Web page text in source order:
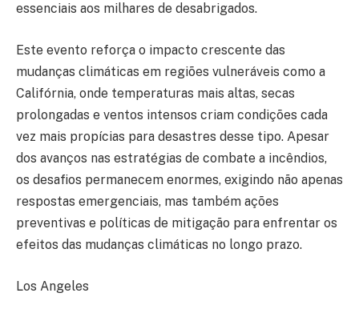
essenciais aos milhares de desabrigados.
Este evento reforça o impacto crescente das
mudanças climáticas em regiões vulneráveis como a
Califórnia, onde temperaturas mais altas, secas
prolongadas e ventos intensos criam condições cada
vez mais propícias para desastres desse tipo. Apesar
dos avanços nas estratégias de combate a incêndios,
os desafios permanecem enormes, exigindo não apenas
respostas emergenciais, mas também ações
preventivas e políticas de mitigação para enfrentar os
efeitos das mudanças climáticas no longo prazo.
Los Angeles